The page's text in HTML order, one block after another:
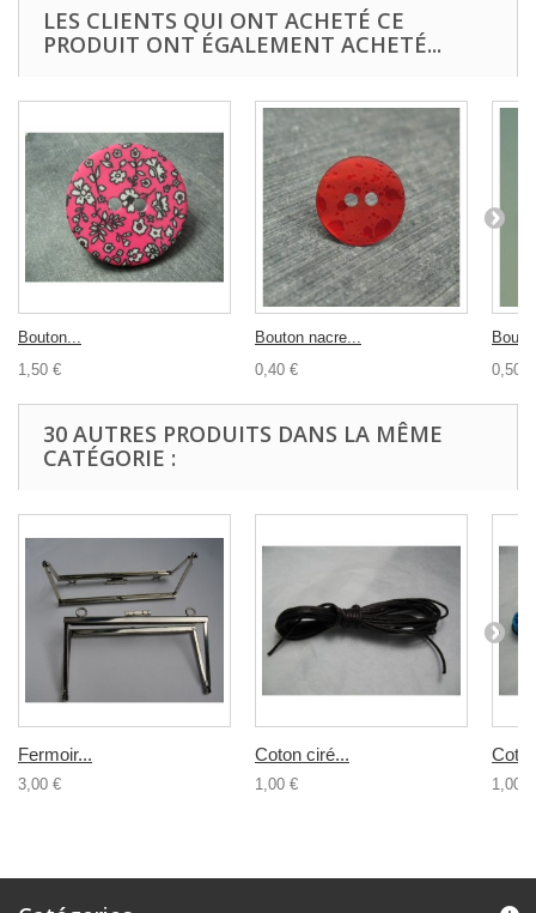
LES CLIENTS QUI ONT ACHETÉ CE
PRODUIT ONT ÉGALEMENT ACHETÉ...
Bouton...
1,50 €
Bouton nacre...
0,40 €
0,50 €
30 AUTRES PRODUITS DANS LA MÊME
CATÉGORIE :
Fermoir...
3,00 €
Coton ciré...
1,00 € 1,00 €